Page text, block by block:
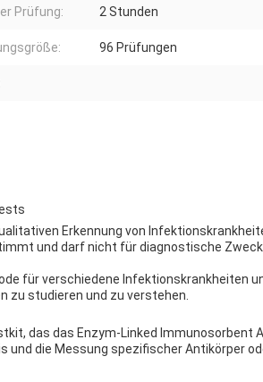
Prüfung: 2 Stunden
96 Prüfungen
Erkennung von
und darf nicht für diagnostische
für verschiedene Infektionskrankheiten
zu studieren und zu verstehen.
das das Enzym-Linked Immunosorbent
und die Messung spezifischer Antikörper